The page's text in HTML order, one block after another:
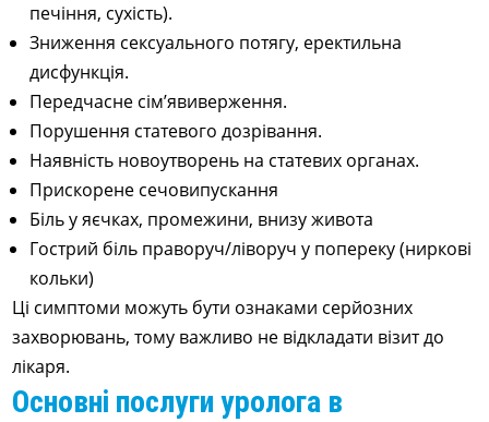
печіння, сухість).
Зниження сексуального потягу, еректильна
дисфункція.
Передчасне сім’явиверження.
Порушення статевого дозрівання.
Наявність новоутворень на статевих органах.
Прискорене сечовипускання
Біль у яєчках, промежини, внизу живота
Гострий біль праворуч/ліворуч у попереку (ниркові
кольки)
Ці симптоми можуть бути ознаками серйозних
захворювань, тому важливо не відкладати візит до
лікаря.
Основні послуги уролога в